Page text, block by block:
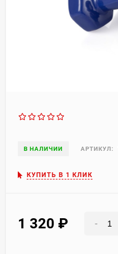
В НАЛИЧИИ АРТИКУЛ:
КУПИТЬ В 1 КЛИК
1 320 -